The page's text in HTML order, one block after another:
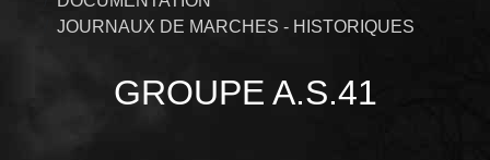
JOURNAUX DE MARCHES - HISTORIQUES
GROUPE A.S.41